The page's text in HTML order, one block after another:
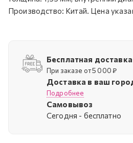
Производство: Китай. Цена
Бесплатная
При заказе от 5 000 ₽
Доставка в ваш
Подробнее
Самовывоз
Cегодня - бесплатно